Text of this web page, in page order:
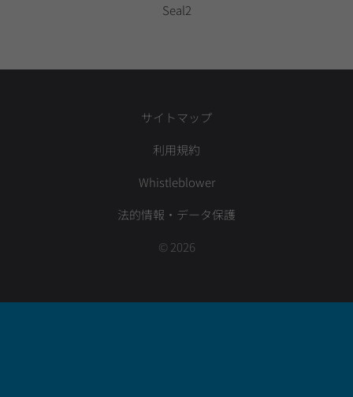
Seal2
サイトマップ
利用規約
Whistleblower
法的情報・データ保護
© 2026